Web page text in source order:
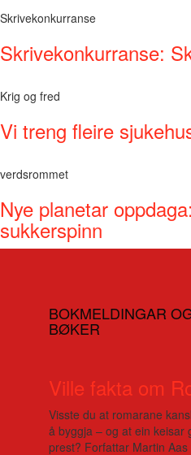
Skrivekonkurranse
Skrivekonkurranse:
Krig og fred
Vi treng fleire
verdsrommet
Nye planetar
sukkerspinn
BOKMELDINGAR
BØKER
Ville fakta om
Visste du at romarane
å byggja – og at ein keisar
prest? Forfattar Martin